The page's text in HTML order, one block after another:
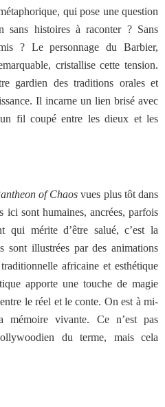
qui pose une question
sans histoires à raconter ? Sans
? Le personnage du Barbier,
cristallise cette tension.
gardien des traditions orales et
Il incarne un lien brisé avec
fil coupé entre les dieux et les
of Chaos vues plus tôt dans
ici sont humaines, ancrées, parfois
qui mérite d’être salué, c’est la
sont illustrées par des animations
africaine et esthétique
apporte une touche de magie
le réel et le conte. On est à mi-
mémoire vivante. Ce n’est pas
du terme, mais cela